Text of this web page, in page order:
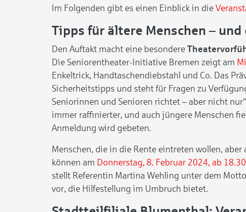
Im Folgenden gibt es einen Einblick in die
Tipps für ältere Menschen –
Den Auftakt macht eine besondere
Die Seniorentheater-Initiative Bremen zeigt am
Enkeltrick, Handtaschendiebstahl und Co. Das
Sicherheitstipps und steht für Fragen zu
Seniorinnen und Senioren richtet – aber nicht
immer raffinierter, und auch jüngere Menschen
Anmeldung wird gebeten.
Menschen, die in die Rente eintreten wollen,
können am Donnerstag, 8. Februar 2024, ab
stellt Referentin Martina Wehling unter dem Motto
vor, die Hilfestellung im Umbruch bietet.